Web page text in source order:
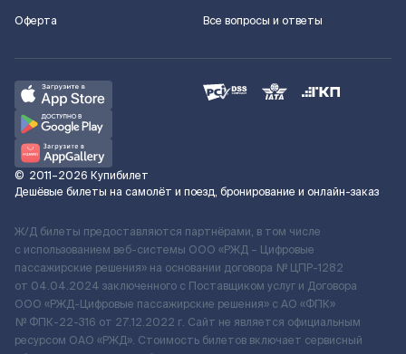
Оферта
Все вопросы и ответы
© 2011–2026 Купибилет
Дешёвые билеты на самолёт и поезд, бронирование и онлайн-заказ
Ж/Д билеты предоставляются партнёрами, в том числе
с использованием веб-системы ООО «РЖД – Цифровые
пассажирские решения» на основании договора № ЦПР-1282
от 04.04.2024 заключенного с Поставщиком услуг и Договора
ООО «РЖД-Цифровые пассажирские решения» c АО «ФПК»
№ ФПК-22-316 от 27.12.2022 г. Сайт не является официальным
ресурсом ОАО «РЖД». Стоимость билетов включает сервисный